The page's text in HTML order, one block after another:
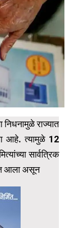
राज्यात
आहे. त्यामुळे 12
सार्वत्रिक
आला असून